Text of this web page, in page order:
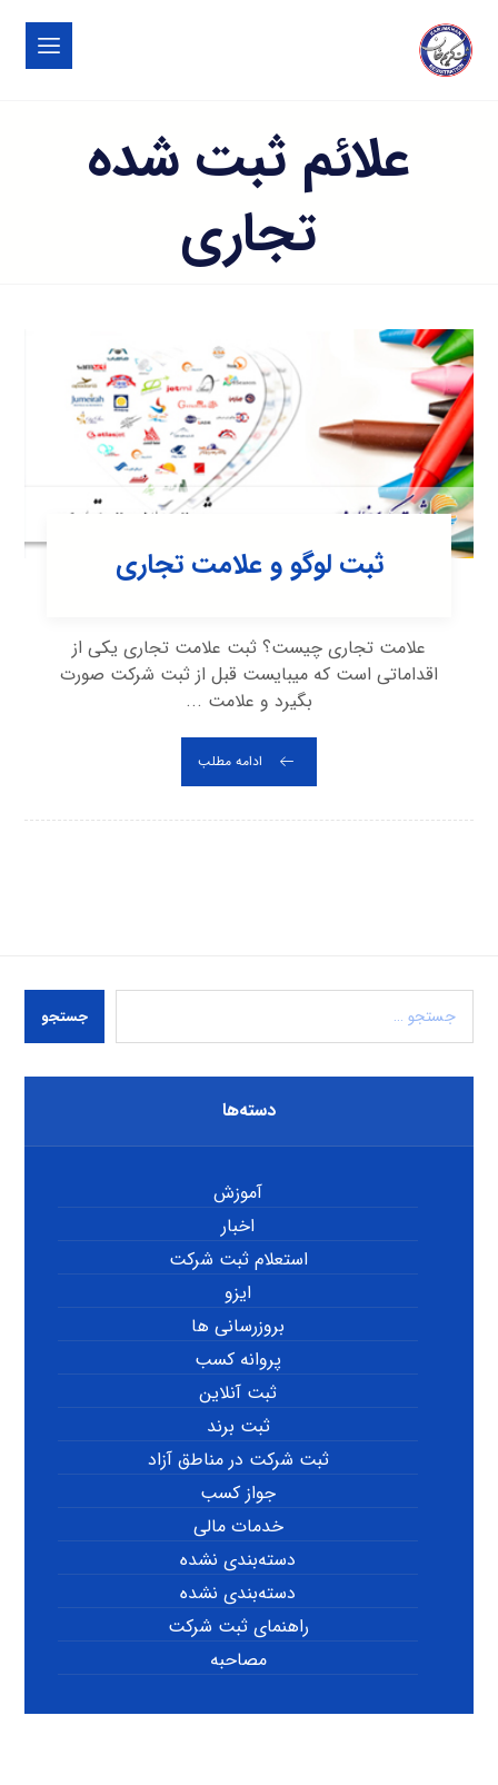
علائم ثبت شده
تجاری
ثبت لوگو و علامت تجاری
علامت تجاری چیست؟ ثبت علامت تجاری یکی از
اقداماتی است که میبایست قبل از ثبت شرکت صورت
بگیرد و علامت ...
ادامه مطلب
جستجو
دسته‌ها
آموزش
اخبار
استعلام ثبت شرکت
ایزو
بروزرسانی ها
پروانه کسب
ثبت آنلاین
ثبت برند
ثبت شرکت در مناطق آزاد
جواز کسب
خدمات مالی
دسته‌بندی نشده
دسته‌بندی نشده
راهنمای ثبت شرکت
مصاحبه